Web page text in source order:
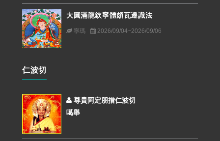
大圓滿龍欽寧體頗瓦遷識法
寧瑪 2026/09/04~2026/09/06
仁波切
尊貴阿定朋措仁波切
噶舉